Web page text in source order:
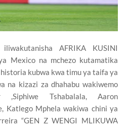
AFRIKA KUSINI
Mexico na mchezo kutamatika
kubwa kwa timu ya taifa ya
na kizazi za dhahabu wakiwemo
Tshabalala, Aaron
Katlego Mphela wakiwa chini ya
“GEN Z WENGI MLIKUWA